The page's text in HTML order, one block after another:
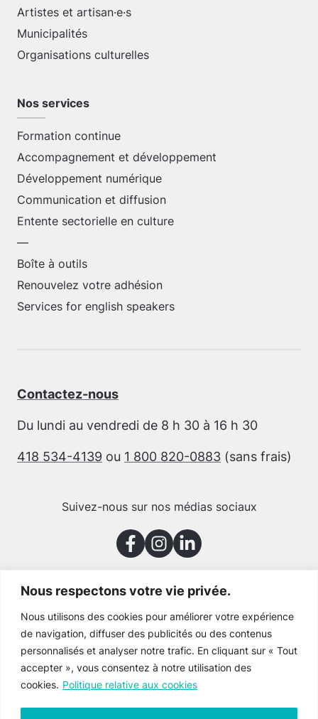
Nous respectons votre vie privée.
Nous utilisons des cookies pour améliorer votre expérience
de navigation, diffuser des publicités ou des contenus
personnalisés et analyser notre trafic. En cliquant sur « Tout
accepter », vous consentez à notre utilisation des
cookies. Politique relative aux cookies
Artistes et artisan·e·s
Municipalités
Organisations culturelles
Nos services
Formation continue
Accompagnement et développement
Développement numérique
Communication et diffusion
Entente sectorielle en culture
—
Boîte à outils
Renouvelez votre adhésion
Services for english speakers
Contactez-nous
Du lundi au vendredi de 8 h 30 à 16 h 30
418 534-4139 ou 1 800 820-0883 (sans frais)
Suivez-nous sur nos médias sociaux
Merci à nos partenaires